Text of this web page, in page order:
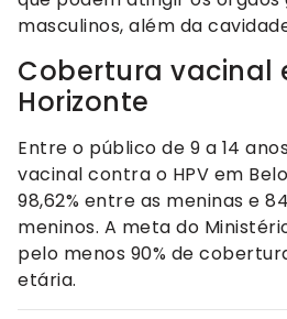
masculinos, além da
Cobertura vacinal
Horizonte
Entre o público de 9 a 14
vacinal contra o HPV em
98,62% entre as meninas e
meninos. A meta do
pelo menos 90% de
etária.